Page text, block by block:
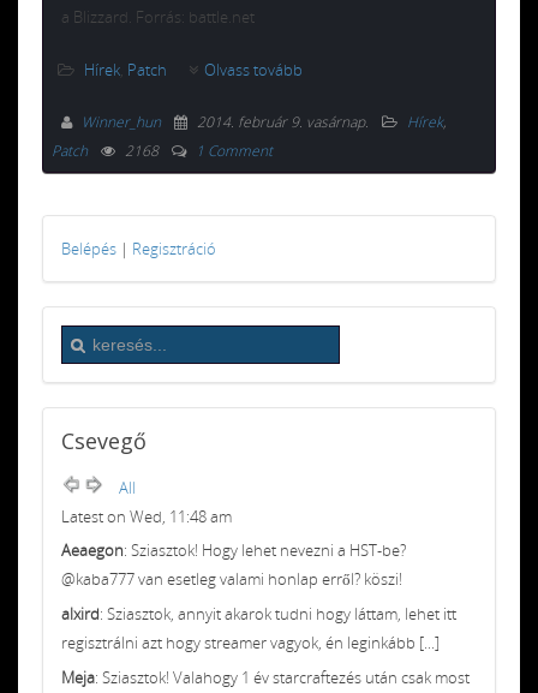
a Blizzard. Forrás: battle.net
Hírek, Patch Olvass tovább
Winner_hun 2014. február 9. vasárnap. Hírek,
Patch
2168 1 Comment
Belépés | Regisztráció
Csevegő
All
Latest on Wed, 11:48 am
Aeaegon: Sziasztok! Hogy lehet nevezni a HST-be?
@kaba777 van esetleg valami honlap erről? köszi!
alxird: Sziasztok, annyit akarok tudni hogy láttam, lehet itt
regisztrálni azt hogy streamer vagyok, én leginkább [...]
Meja: Sziasztok! Valahogy 1 év starcraftezés után csak most